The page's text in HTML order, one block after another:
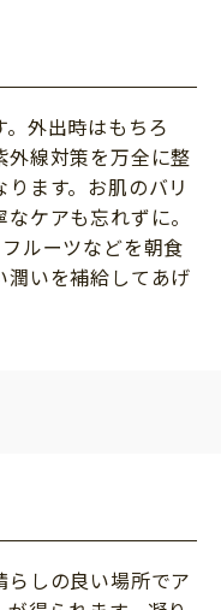
外出時はもちろ
外線対策を万全に整
ます。お肌のバリ
ケアも忘れずに。
ルーツなどを朝食
潤いを補給してあげ
しの良い場所でア